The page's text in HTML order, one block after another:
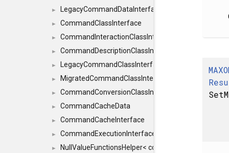
► LegacyCommandDataInterface
► CommandClassInterface
► CommandInteractionClassInterface
► CommandDescriptionClassInterface
► LegacyCommandClassInterface
► MigratedCommandClassInterface
► CommandConversionClassInterface
► CommandCacheData
► CommandCacheInterface
► CommandExecutionInterface
► NullValueFunctionsHelper< const Result<